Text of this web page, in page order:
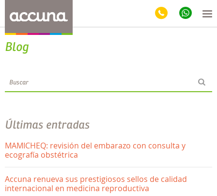
Blog
Últimas entradas
MAMICHEQ: revisión del embarazo con consulta y
ecografía obstétrica
Accuna renueva sus prestigiosos sellos de calidad
internacional en medicina reproductiva